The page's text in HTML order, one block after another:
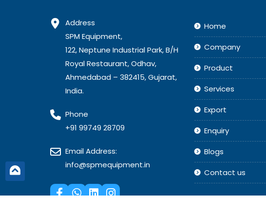
Address
SPM Equipment,
122, Neptune Industrial Park, B/H
Royal Restaurant, Odhav,
Ahmedabad – 382415, Gujarat,
India.
Phone
+91 99749 28709
Email Address:
info@spmequipment.in
Home
Company
Product
Services
Export
Enquiry
Blogs
Contact us